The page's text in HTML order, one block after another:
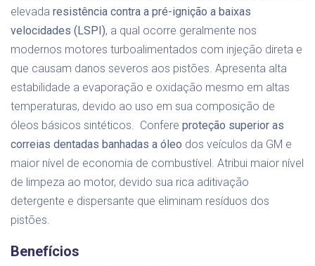
elevada resistência contra a pré-ignição a baixas
velocidades (LSPI), a qual ocorre geralmente nos
modernos motores turboalimentados com injeção direta e
que causam danos severos aos pistões. Apresenta alta
estabilidade a evaporação e oxidação mesmo em altas
temperaturas, devido ao uso em sua composição de
óleos básicos sintéticos. Confere proteção superior as
correias dentadas banhadas a óleo dos veículos da GM e
maior nível de economia de combustível. Atribui maior nível
de limpeza ao motor, devido sua rica aditivação
detergente e dispersante que eliminam resíduos dos
pistões.
Benefícios